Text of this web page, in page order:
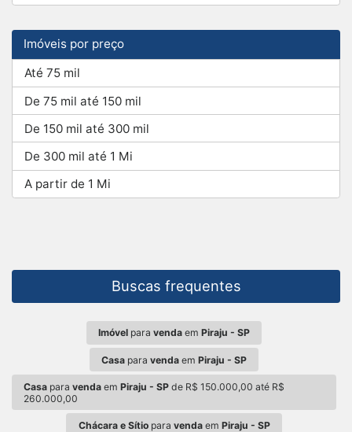
Imóveis por preço
Até 75 mil
De 75 mil até 150 mil
De 150 mil até 300 mil
De 300 mil até 1 Mi
A partir de 1 Mi
Buscas frequentes
Imóvel para venda em Piraju - SP
Casa para venda em Piraju - SP
Casa paravenda emPiraju - SP de R$ 150.000,00 até R$
260.000,00
Chácara e Sítiopara vendaem Piraju - SP